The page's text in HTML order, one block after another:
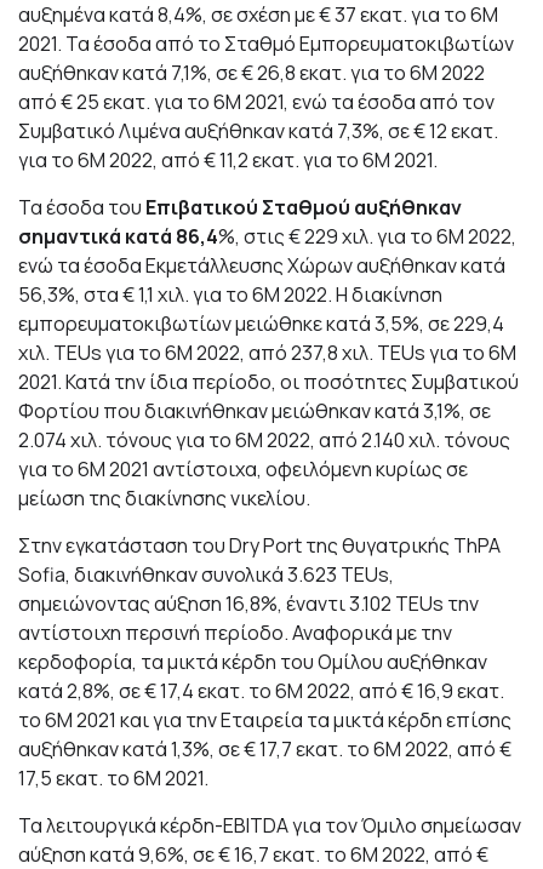
αυξημένα κατά 8,4%, σε σχέση με € 37 εκατ. για το 6Μ
2021. Τα έσοδα από το Σταθμό Εμπορευματοκιβωτίων
αυξήθηκαν κατά 7,1%, σε € 26,8 εκατ. για το 6Μ 2022
από € 25 εκατ. για το 6Μ 2021, ενώ τα έσοδα από τον
Συμβατικό Λιμένα αυξήθηκαν κατά 7,3%, σε € 12 εκατ.
για το 6Μ 2022, από € 11,2 εκατ. για το 6Μ 2021.
Τα έσοδα του Επιβατικού Σταθμού αυξήθηκαν
σημαντικά κατά 86,4%, στις € 229 χιλ. για το 6Μ 2022,
ενώ τα έσοδα Εκμετάλλευσης Χώρων αυξήθηκαν κατά
56,3%, στα € 1,1 χιλ. για το 6Μ 2022. Η διακίνηση
εμπορευματοκιβωτίων μειώθηκε κατά 3,5%, σε 229,4
χιλ. TEUs για το 6Μ 2022, από 237,8 χιλ. TEUs για το 6Μ
2021. Κατά την ίδια περίοδο, οι ποσότητες Συμβατικού
Φορτίου που διακινήθηκαν μειώθηκαν κατά 3,1%, σε
2.074 χιλ. τόνους για το 6Μ 2022, από 2.140 χιλ. τόνους
για το 6Μ 2021 αντίστοιχα, οφειλόμενη κυρίως σε
μείωση της διακίνησης νικελίου.
Στην εγκατάσταση του Dry Port της θυγατρικής ThPA
Sofia, διακινήθηκαν συνολικά 3.623 TEUs,
σημειώνοντας αύξηση 16,8%, έναντι 3.102 TEUs την
αντίστοιχη περσινή περίοδο. Αναφορικά με την
κερδοφορία, τα μικτά κέρδη του Ομίλου αυξήθηκαν
κατά 2,8%, σε € 17,4 εκατ. το 6Μ 2022, από € 16,9 εκατ.
το 6Μ 2021 και για την Εταιρεία τα μικτά κέρδη επίσης
αυξήθηκαν κατά 1,3%, σε € 17,7 εκατ. το 6Μ 2022, από €
17,5 εκατ. το 6Μ 2021.
Τα λειτουργικά κέρδη-EBITDA για τον Όμιλο σημείωσαν
αύξηση κατά 9,6%, σε € 16,7 εκατ. το 6Μ 2022, από €